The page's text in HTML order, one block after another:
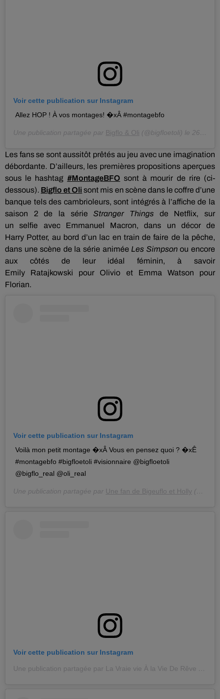
Voir cette publication sur Instagram
Allez HOP ! À vos montages! �xÂ #montagebfo
Une publication partagée par Bigflo & Oli (@bigfloetoli) le 26 Mars 2019 à 9 :36 PDT
Les fans se sont aussitôt prêtés au jeu avec une imagination
débordante. D’ailleurs, les premières propositions aperçues
sous le hashtag #MontageBFO sont à mourir de rire (ci-
dessous). Bigflo etOli sont mis en scène dans le coffre d’une
banque tels des cambrioleurs, sont intégrés à l’affiche de la
saison 2 de la série
Stranger Things de Netflix, sur
un
selfie
avec Emmanuel Macron, dans un décor de
Harry Potter, au bord d’un lac en train de faire de la pêche,
dans une scène de la série animée Les Simpson ou encore
aux côtés de leur idéal féminin, à savoir
Emily
Ratajkowski pour Olivio
et Emma Watson pour
Florian.
Voir cette publication sur Instagram
Voilà mon petit montage �xÂ Vous en pensez quoi ? �xÊ
#montagebfo #bigfloetoli #visionnaire @bigfloetoli
@bigflo_real @oli_real
Une publication partagée par Une fan de Bigeuflo et Holly (@unevisionnairedu80) le
Voir cette publication sur Instagram